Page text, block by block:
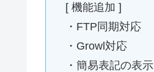
[ 機能追加 ]
・FTP同期対応
・Growl対応
・簡易表記の表示